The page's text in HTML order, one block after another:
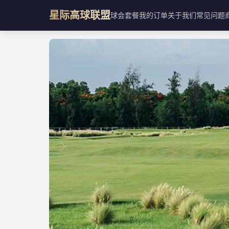
星际高球联盟球会套餐我的订单关于我们常见问题